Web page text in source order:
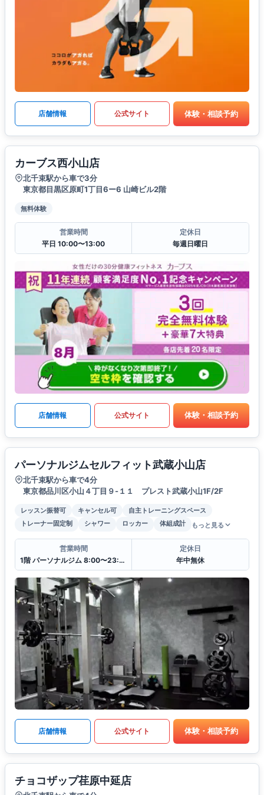
店舗情報 公式サイト 体験・相談予約
カーブス西小山店
北千束駅から車で3分
東京都目黒区原町1丁目6ー6 山崎ビル2階
無料体験
営業時間
平日 10:00〜13:00
定休日
毎週日曜日
店舗情報 公式サイト 体験・相談予約
パーソナルジムセルフィット武蔵小山店
北千束駅から車で4分
東京都品川区小山４丁目９-１１ プレスト武蔵小山1F/2F
レッスン振替可 キャンセル可
自主トレーニングスペース
トレーナー固定制
シャワー ロッカー 体組成計 もっと見る
営業時間
1階 パーソナルジム 8:00〜23:00
定休日
年中無休
店舗情報 公式サイト 体験・相談予約
チョコザップ荏原中延店